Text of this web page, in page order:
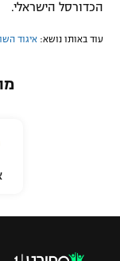
הכדורסל הישראלי.
עוד באותו נושא: איגוד